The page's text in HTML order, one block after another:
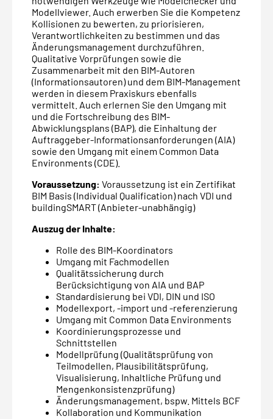
Modellviewer. Auch erwerben Sie die Kompetenz
Kollisionen zu bewerten, zu priorisieren,
Verantwortlichkeiten zu bestimmen und das
Änderungsmanagement durchzuführen.
Qualitative Vorprüfungen sowie die
Zusammenarbeit mit den BIM-Autoren
(Informationsautoren) und dem BIM-Management
werden in diesem Praxiskurs ebenfalls
vermittelt. Auch erlernen Sie den Umgang mit
und die Fortschreibung des BIM-
Abwicklungsplans (BAP), die Einhaltung der
Auftraggeber-Informationsanforderungen (AIA)
sowie den Umgang mit einem Common Data
Environments (CDE).
Voraussetzung: Voraussetzung ist ein Zertifikat
BIM Basis (Individual Qualification) nach VDI und
buildingSMART (Anbieter-unabhängig)
Auszug der Inhalte:
Rolle des BIM-Koordinators
Umgang mit Fachmodellen
Qualitätssicherung durch
Berücksichtigung von AIA und BAP
Standardisierung bei VDI, DIN und ISO
Modellexport, -import und -referenzierung
Umgang mit Common Data Environments
Koordinierungsprozesse und
Schnittstellen
Modellprüfung (Qualitätsprüfung von
Teilmodellen, Plausibilitätsprüfung,
Visualisierung, Inhaltliche Prüfung und
Mengenkonsistenzprüfung)
Änderungsmanagement, bspw. Mittels BCF
Kollaboration und Kommunikation